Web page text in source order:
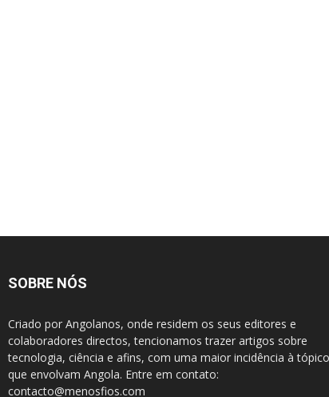
SOBRE NÓS
Criado por Angolanos, onde residem os seus editores e
colaboradores directos, tencionamos trazer artigos sobre
tecnologia, ciência e afins, com uma maior incidência à
que envolvam Angola. Entre em contato:
contacto@menosfios.com